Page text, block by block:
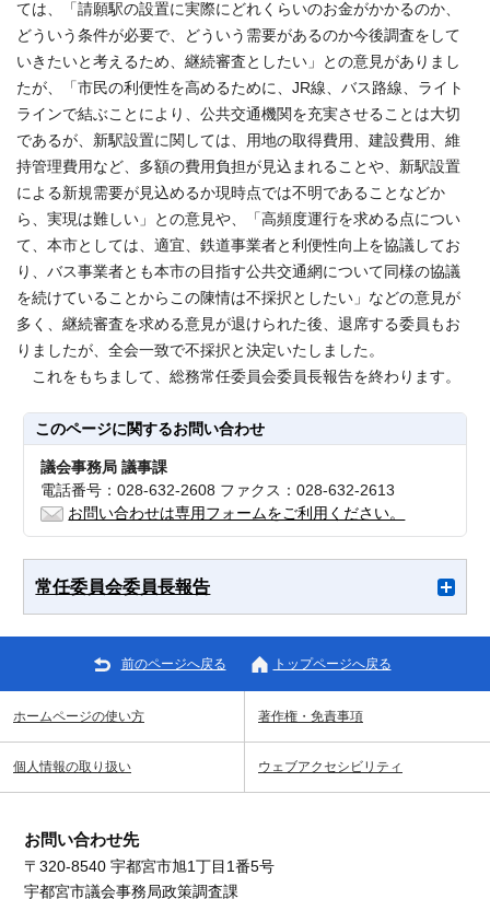
ては、「請願駅の設置に実際にどれくらいのお金がかかるのか、
どういう条件が必要で、どういう需要があるのか今後調査をして
いきたいと考えるため、継続審査としたい」との意見がありまし
たが、「市民の利便性を高めるために、JR線、バス路線、ライト
ラインで結ぶことにより、公共交通機関を充実させることは大切
であるが、新駅設置に関しては、用地の取得費用、建設費用、維
持管理費用など、多額の費用負担が見込まれることや、新駅設置
による新規需要が見込めるか現時点では不明であることなどか
ら、実現は難しい」との意見や、「高頻度運行を求める点につい
て、本市としては、適宜、鉄道事業者と利便性向上を協議してお
り、バス事業者とも本市の目指す公共交通網について同様の協議
を続けていることからこの陳情は不採択としたい」などの意見が
多く、継続審査を求める意見が退けられた後、退席する委員もお
りましたが、全会一致で不採択と決定いたしました。
これをもちまして、総務常任委員会委員長報告を終わります。
このページに関するお問い合わせ
議会事務局 議事課
電話番号：028-632-2608 ファクス：028-632-2613
お問い合わせは専用フォームをご利用ください。
常任委員会委員長報告
前のページへ戻る トップページへ戻る
ホームページの使い方 著作権・免責事項
個人情報の取り扱い ウェブアクセシビリティ
お問い合わせ先
〒320-8540 宇都宮市旭1丁目1番5号
宇都宮市議会事務局政策調査課